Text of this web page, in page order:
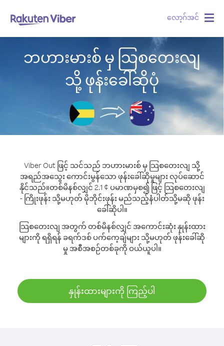
လော့ဂ်အင်
ဘဟားမားစ် မှ သြစတေးလျ
သို့ ဖုန်းခေါ်ဆိုပုံ
Viber Out ဖြင့် သင်သည် ဘဟားမားစ် မှ သြစတေးလျ သို့
အရည်အသွေး ကောင်းမွန်သော ဖုန်းခေါ်ဆိုမှုများ လုပ်ဆောင်
နိုင်သည်။တစ်မိနစ်လျှင် 2.1 ¢ ပမာဏမှစ၍ ဖြင့် သြစတေးလျ
- ကြိုးဖုန်း သို့မဟုတ် မိုဘိုင်းဖုန်း မည်သည့်နံပါတ်သို့မဆို ဖုန်း
ခေါ်ဆိုပါ။
သြစတေးလျ အတွက် တစ်မိနစ်လျှင် အကောင်းဆုံး နှုန်းထား
များကို ရရှိရန် ခရက်ဒစ် ပက်ကေ့ချ်များ သို့မဟုတ် ဖုန်းခေါ်ဆို
မှု အစီအစဉ်တစ်ခုကို ဝယ်ယူပါ။
နှုန်းထားများကို ကြည့်ပါ